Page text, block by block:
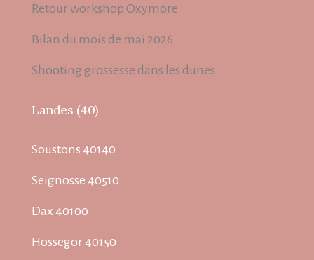
Retour workshop Oxymore
Bilan du mois de mai 2026
Shooting grossesse dans les dunes
Landes (40)
Soustons 40140
Seignosse 40510
Dax 40100
Hossegor 40150